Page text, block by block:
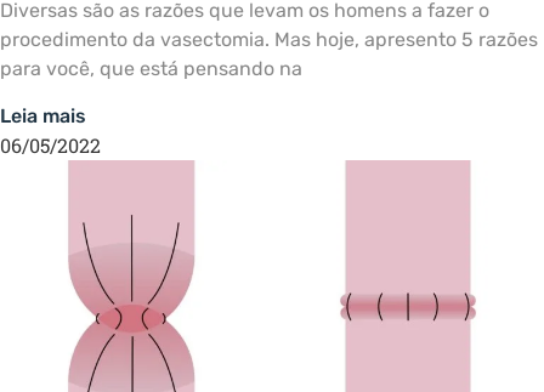
Diversas são as razões que levam os homens a fazer o
procedimento da vasectomia. Mas hoje, apresento 5 razões
para você, que está pensando na
Leia mais
06/05/2022